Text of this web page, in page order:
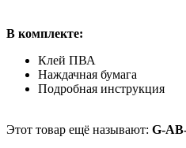
В комплекте:
Клей ПВА
Наждачная бумага
Подробная инструкция
Этот товар ещё называют: G-